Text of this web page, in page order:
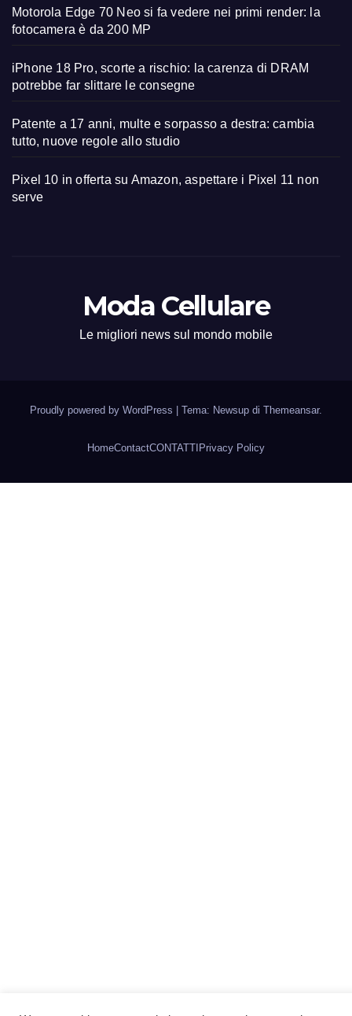
Motorola Edge 70 Neo si fa vedere nei primi render: la
fotocamera è da 200 MP
iPhone 18 Pro, scorte a rischio: la carenza di DRAM
potrebbe far slittare le consegne
Patente a 17 anni, multe e sorpasso a destra: cambia
tutto, nuove regole allo studio
Pixel 10 in offerta su Amazon, aspettare i Pixel 11 non
serve
Moda Cellulare
Le migliori news sul mondo mobile
Proudly powered by WordPress | Tema: Newsup di Themeansar.
HomeContactCONTATTI Privacy Policy